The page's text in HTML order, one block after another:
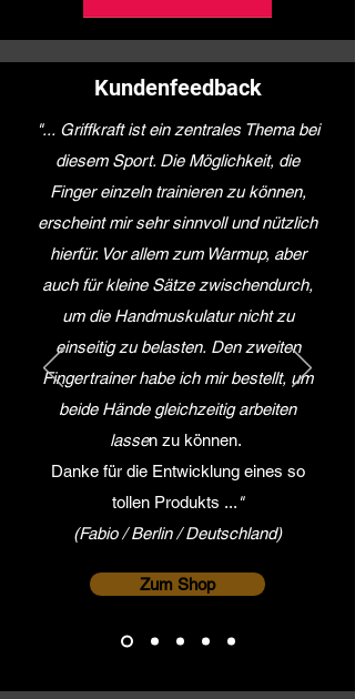
Kundenfeedback
"... Griffkraft ist ein zentrales Thema bei
diesem Sport. Die Möglichkeit, die
Finger einzeln trainieren zu können,
erscheint mir sehr sinnvoll und nützlich
hierfür. Vor allem zum Warmup, aber
auch für kleine Sätze zwischendurch,
um die Handmuskulaturnicht zu
einseitig zu belasten. Den zweiten
Fingertrainer habe ich mir bestellt, um
beide Hände gleichzeitig arbeiten
lassen zu können.
Danke für die Entwicklung eines so
tollen Produkts ... "
(Fabio / Berlin / Deutschland)
Zum Shop